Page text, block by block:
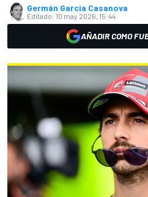
Germán Garcia Casanova
Editado: 10 may 2026, 15:44
AÑADIR COMO